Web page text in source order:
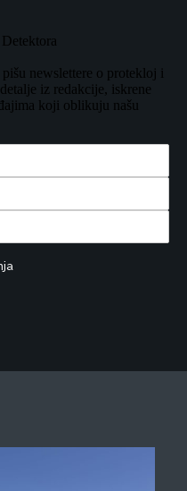
newslettere o protekloj i
iz redakcije, iskrene
koji oblikuju našu